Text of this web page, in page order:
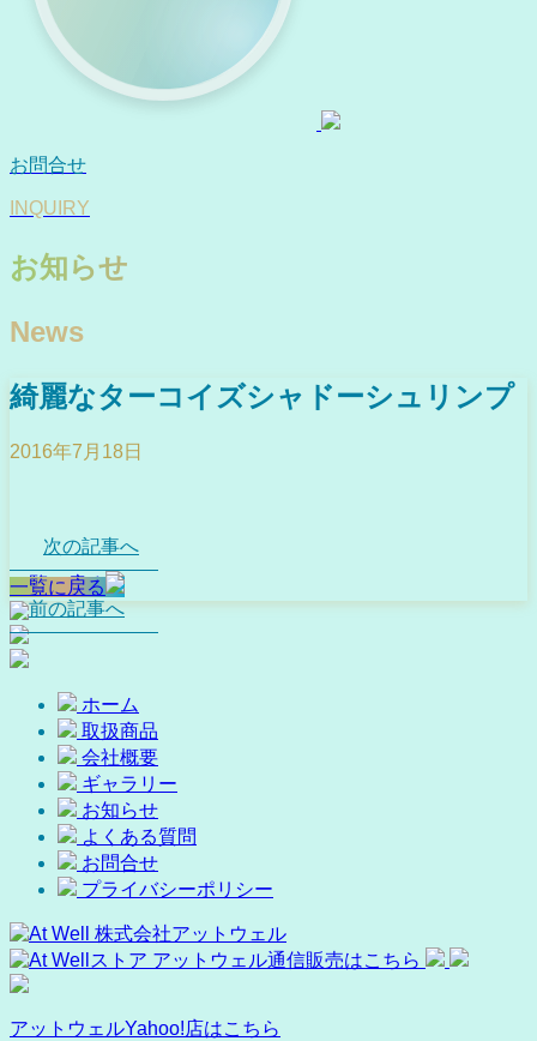
お問合せ
INQUIRY
お知らせ
News
綺麗なターコイズシャドーシュリンプ
2016年7月18日
次の記事へ
一覧に戻る
前の記事へ
一覧に戻る
ホーム
取扱商品
会社概要
ギャラリー
お知らせ
よくある質問
お問合せ
プライバシーポリシー
アットウェルYahoo!店はこちら